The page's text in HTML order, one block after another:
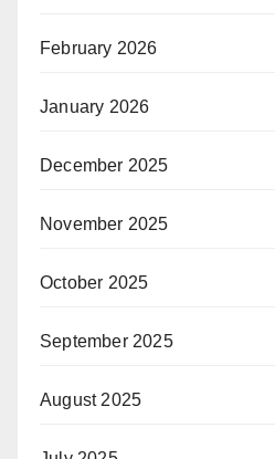
February 2026
January 2026
December 2025
November 2025
October 2025
September 2025
August 2025